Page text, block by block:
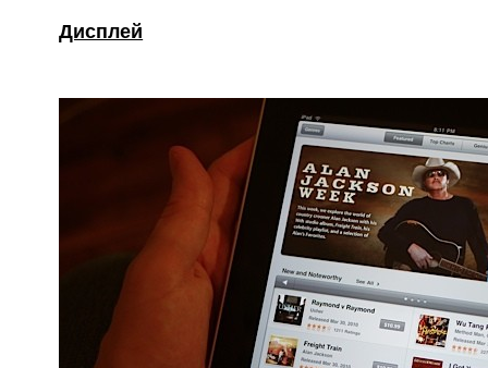
Дисплей